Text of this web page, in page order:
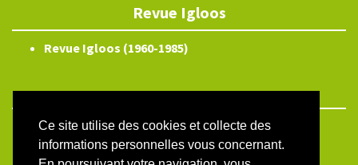
Ce site utilise des cookies et collecte des
informations personnelles vous concernant.
Revue Igloos
Revue Igloos (1960-1985)
ISSN électronique 2804-3359
Plan du site